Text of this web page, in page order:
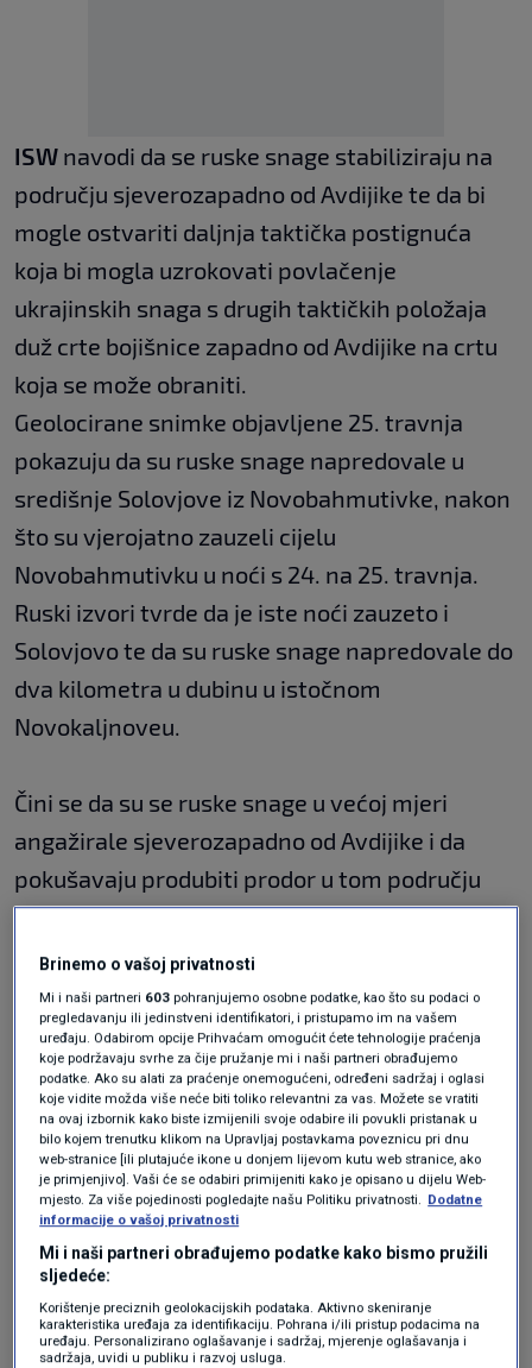
ISW navodi da se ruske snage stabiliziraju na
području sjeverozapadno od Avdijike te da bi
mogle ostvariti daljnja taktička postignuća
koja bi mogla uzrokovati povlačenje
ukrajinskih snaga s drugih taktičkih položaja
duž crte bojišnice zapadno od Avdijike na crtu
koja se može obraniti.
Geolocirane snimke objavljene 25. travnja
pokazuju da su ruske snage napredovale u
središnje Solovjove iz Novobahmutivke, nakon
što su vjerojatno zauzeli cijelu
Novobahmutivku u noći s 24. na 25. travnja.
Ruski izvori tvrde da je iste noći zauzeto i
Solovjovo te da su ruske snage napredovale do
dva kilometra u dubinu u istočnom
Novokaljnoveu.
Čini se da su se ruske snage u većoj mjeri
angažirale sjeverozapadno od Avdijike i da
pokušavaju produbiti prodor u tom području
nakon značajnog napredovanja u Očeretjneu.
NEW: Russian forces are stabilizing their small salient
northwest of Avdiivka and may make further tactical gains
that could cause Ukrainian forces to withdraw from other
tactical positions along the frontline west of Avdiivka to a
more defensible line. 🧵(1/8)
Brinemo o vašoj privatnosti
Mi i naši partneri 603 pohranjujemo osobne podatke, kao što su podaci o
pregledavanju ili jedinstveni identifikatori, i pristupamo im na vašem
uređaju. Odabirom opcije Prihvaćam omogućit ćete tehnologije praćenja
koje podržavaju svrhe za čije pružanje mi i naši partneri obrađujemo
podatke. Ako su alati za praćenje onemogućeni, određeni sadržaj i oglasi
koje vidite možda više neće biti toliko relevantni za vas. Možete se vratiti
na ovaj izbornik kako biste izmijenili svoje odabire ili povukli pristanak u
bilo kojem trenutku klikom na Upravljaj postavkama poveznicu pri dnu
web-stranice [ili plutajuće ikone u donjem lijevom kutu web stranice, ako
je primjenjivo]. Vaši će se odabiri primijeniti kako je opisano u dijelu Web-
mjesto. Za više pojedinosti pogledajte našu Politiku privatnosti. Dodatne
informacije o vašoj privatnosti
Mi i naši partneri obrađujemo podatke kako bismo pružili
sljedeće:
Korištenje preciznih geolokacijskih podataka. Aktivno skeniranje
karakteristika uređaja za identifikaciju. Pohrana i/ili pristup podacima na
uređaju. Personalizirano oglašavanje i sadržaj, mjerenje oglašavanja i
sadržaja, uvidi u publiku i razvoj usluga.